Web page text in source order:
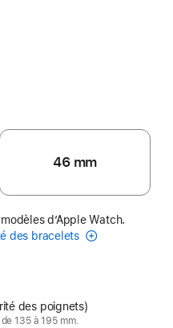
46 mm
d’Apple Watch.
des bracelets
des poignets)
135 à 195 mm.